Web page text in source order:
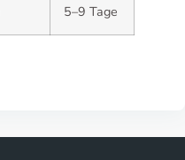
5–9 Tage